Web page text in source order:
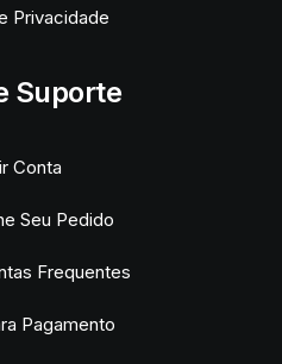
Privacidade
Suporte
Conta
Seu Pedido
Frequentes
Pagamento